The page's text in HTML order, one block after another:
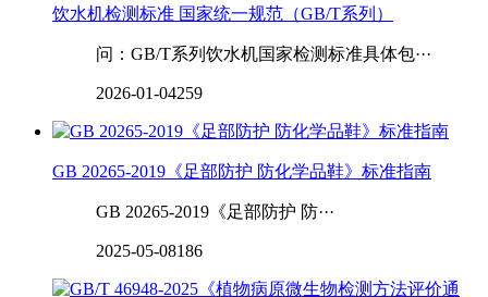
饮水机检测标准 国家统一规范（GB/T系列）
问：GB/T系列饮水机国家检测标准具体包···
2026-01-04259
GB 20265-2019《足部防护 防化学品鞋》标准指南
GB 20265-2019《足部防护 防···
2025-05-08186